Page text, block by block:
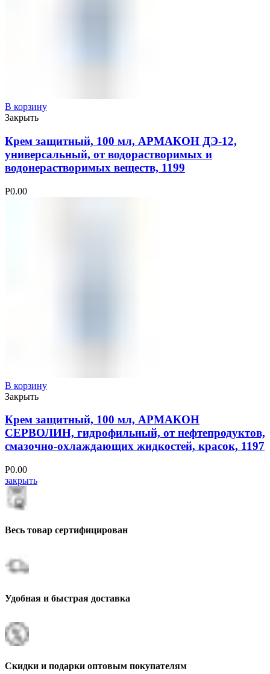
В корзину
Закрыть
Крем защитный, 100 мл, АРМАКОН ДЭ-12,
универсальный, от водорастворимых и
водонерастворимых веществ, 1199
Р0.00
В корзину
Закрыть
Крем защитный, 100 мл, АРМАКОН
СЕРВОЛИН, гидрофильный, от нефтепродуктов,
смазочно-охлаждающих жидкостей, красок, 1197
Р0.00
закрыть
Весь товар сертифицирован
Удобная и быстрая доставка
Скидки и подарки оптовым покупателям